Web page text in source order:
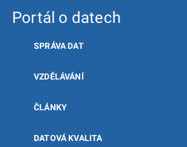
Portál o datech
SPRÁVA DAT
VZDĚLÁVÁNÍ
ČLÁNKY
DATOVÁ KVALITA